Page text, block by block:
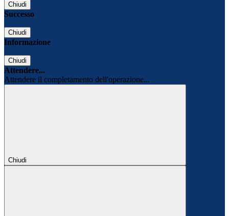
Chiudi
Successo
Chiudi
Informazione
Chiudi
Attendere...
Attendere il completamento dell'operazione...
Chiudi